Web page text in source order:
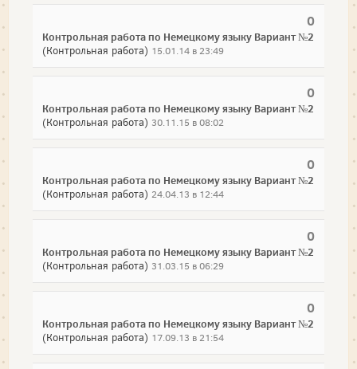
0
Контрольная работа по Немецкому языку Вариант №2
(Контрольная работа) 15.01.14 в 23:49
0
Контрольная работа по Немецкому языку Вариант №2
(Контрольная работа) 30.11.15 в 08:02
0
Контрольная работа по Немецкому языку Вариант №2
(Контрольная работа) 24.04.13 в 12:44
0
Контрольная работа по Немецкому языку Вариант №2
(Контрольная работа) 31.03.15 в 06:29
0
Контрольная работа по Немецкому языку Вариант №2
(Контрольная работа) 17.09.13 в 21:54